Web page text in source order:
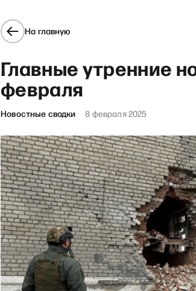
На главную
Главные утренние
февраля
Новостные сводки 8 февраля 2025